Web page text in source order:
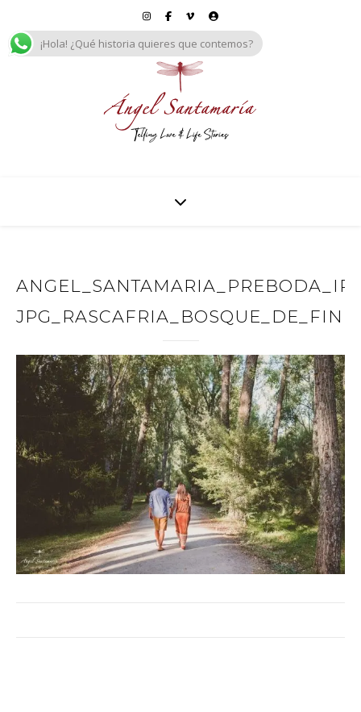
¡Hola! ¿Qué historia quieres que contemos?